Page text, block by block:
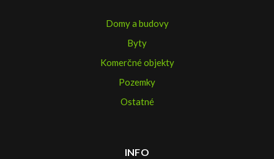
Domy a budovy
Byty
Komerčné objekty
Pozemky
Ostatné
INFO